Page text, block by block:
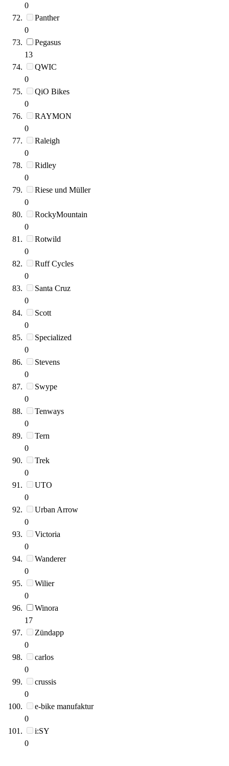
0
Panther
0
Pegasus
13
QWIC
0
QiO Bikes
0
RAYMON
0
Raleigh
0
Ridley
0
Riese und Müller
0
RockyMountain
0
Rotwild
0
Ruff Cycles
0
Santa Cruz
0
Scott
0
Specialized
0
Stevens
0
Swype
0
Tenways
0
Tern
0
Trek
0
UTO
0
Urban Arrow
0
Victoria
0
Wanderer
0
Wilier
0
Winora
17
Zündapp
0
carlos
0
crussis
0
e-bike manufaktur
0
i:SY
0